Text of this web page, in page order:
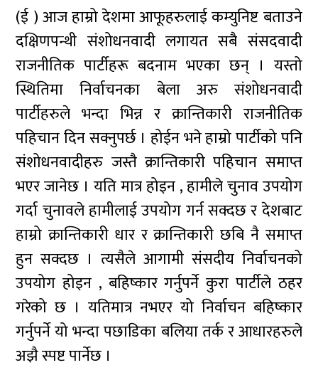
(ई ) आज हाम्रो देशमा आफूहरुलाई कम्युनिष्ट बताउने
दक्षिणपन्थी संशोधनवादी लगायत सबै संसदवादी
राजनीतिक पार्टीहरू बदनाम भएका छन् । यस्तो
स्थितिमा निर्वाचनका बेला अरु संशोधनवादी
पार्टीहरुले भन्दा भिन्न र क्रान्तिकारी राजनीतिक
पहिचान दिन सक्नुपर्छ । होईन भने हाम्रो पार्टीको पनि
संशोधनवादीहरु जस्तै क्रान्तिकारी पहिचान समाप्त
भएर जानेछ । यति मात्र होइन , हामीले चुनाव उपयोग
गर्दा चुनावले हामीलाई उपयोग गर्न सक्दछ र देशबाट
हाम्रो क्रान्तिकारी धार र क्रान्तिकारी छबि नै समाप्त
हुन सक्दछ । त्यसैले आगामी संसदीय निर्वाचनको
उपयोग होइन , बहिष्कार गर्नुपर्ने कुरा पार्टीले ठहर
गरेको छ । यतिमात्र नभएर यो निर्वाचन बहिष्कार
गर्नुपर्ने यो भन्दा पछाडिका बलिया तर्क र आधारहरुले
अझै स्पष्ट पार्नेछ ।